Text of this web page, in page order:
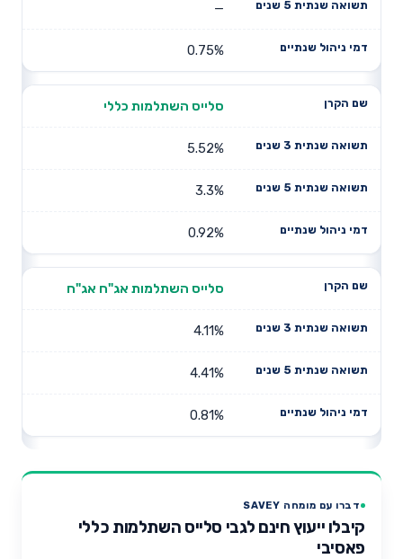
—
0.75%
סלייס השתלמות כללי
5.52%
3.3%
0.92%
סלייס השתלמות אג"ח אג"ח
4.11%
4.41%
0.81%
דברו עם מומחה SAVEY
קיבלו ייעוץ חינם לגבי סלייס השתלמות כללי
פאסיבי